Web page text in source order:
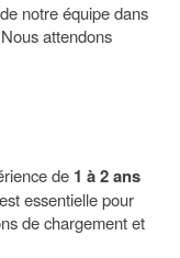
notre équipe dans
attendons
de 1 à 2 ans
essentielle pour
de chargement et